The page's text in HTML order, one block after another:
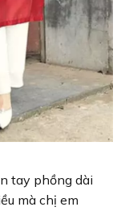
tay phồng dài
mà chị em